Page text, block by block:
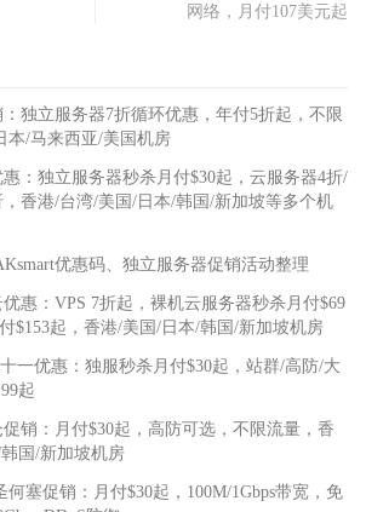
网络，月付107美元起
独立服务器7折循环优惠，年付5折起，不限
本/马来西亚/美国机房
：独立服务器秒杀月付$30起，云服务器4折/
香港/台湾/美国/日本/韩国/新加坡等多个机
优惠码、独立服务器促销活动整理
惠：VPS 7折起，裸机云服务器秒杀月付$69
$153起，香港/美国/日本/韩国/新加坡机房
一优惠：独服秒杀月付$30起，站群/高防/大
起
销：月付$30起，高防可选，不限流量，香
国/新加坡机房
何塞促销：月付$30起，100M/1Gbps带宽，免